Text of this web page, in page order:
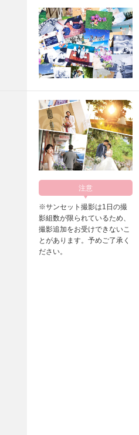
※サンセット撮影は1日の撮
影組数が限られているため、
撮影追加をお受けできないこ
とがあります。予めご了承く
ださい。